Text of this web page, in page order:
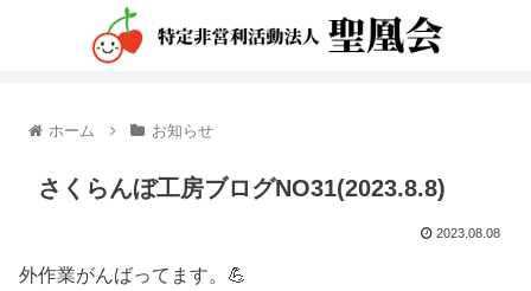
ホーム お知らせ
さくらんぼ工房ブログNO31(2023.8.8)
2023.08.08
外作業がんばってます。💪